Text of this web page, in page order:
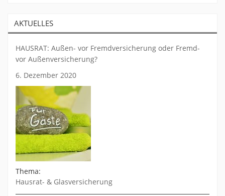
AKTUELLES
HAUSRAT: Außen- vor Fremdversicherung oder Fremd-
vor Außenversicherung?
6. Dezember 2020
Thema:
Hausrat- & Glasversicherung